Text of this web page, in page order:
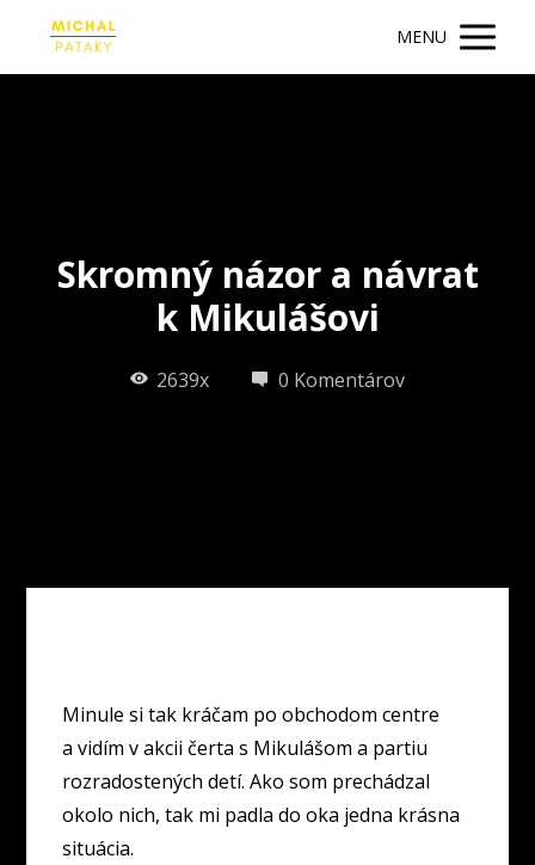
MENU
Skromný názor a návrat
k Mikulášovi
2639x 0 Komentárov
Minule si tak kráčam po obchodom centre
a vidím v akcii čerta s Mikulášom a partiu
rozradostených detí. Ako som prechádzal
okolo nich, tak mi padla do oka jedna krásna
situácia.